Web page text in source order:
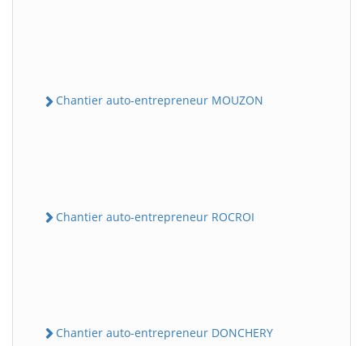
Chantier auto-entrepreneur MOUZON
Chantier auto-entrepreneur ROCROI
Chantier auto-entrepreneur DONCHERY